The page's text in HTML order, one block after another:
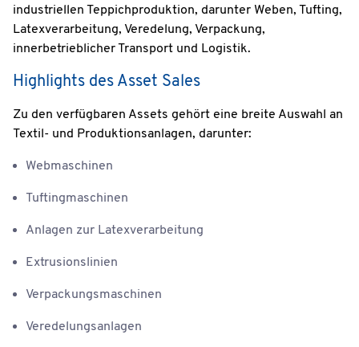
industriellen Teppichproduktion, darunter Weben, Tufting,
Latexverarbeitung, Veredelung, Verpackung,
innerbetrieblicher Transport und Logistik.
Highlights des Asset Sales
Zu den verfügbaren Assets gehört eine breite Auswahl an
Textil- und Produktionsanlagen, darunter:
Webmaschinen
Tuftingmaschinen
Anlagen zur Latexverarbeitung
Extrusionslinien
Verpackungsmaschinen
Veredelungsanlagen